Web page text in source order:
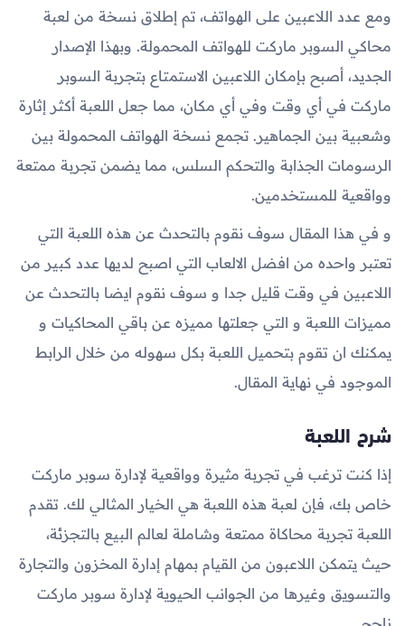
ومع عدد اللاعبين على الهواتف، تم إطلاق نسخة من لعبة
محاكي السوبر ماركت للهواتف المحمولة. وبهذا الإصدار
الجديد، أصبح بإمكان اللاعبين الاستمتاع بتجربة السوبر
ماركت في أي وقت وفي أي مكان، مما جعل اللعبة أكثر إثارة
وشعبية بين الجماهير. تجمع نسخة الهواتف المحمولة بين
الرسومات الجذابة والتحكم السلس، مما يضمن تجربة ممتعة
وواقعية للمستخدمين.
و في هذا المقال سوف نقوم بالتحدث عن هذه اللعبة التي
تعتبر واحده من افضل الالعاب التي اصبح لديها عدد كبير من
اللاعبين في وقت قليل جدا و سوف نقوم ايضا بالتحدث عن
مميزات اللعبة و التي جعلتها مميزه عن باقي المحاكيات و
يمكنك ان تقوم بتحميل اللعبة بكل سهوله من خلال الرابط
الموجود في نهاية المقال.
شرح اللعبة
إذا كنت ترغب في تجربة مثيرة وواقعية لإدارة سوبر ماركت
خاص بك، فإن لعبة هذه اللعبة هي الخيار المثالي لك. تقدم
اللعبة تجربة محاكاة ممتعة وشاملة لعالم البيع بالتجزئة،
حيث يتمكن اللاعبون من القيام بمهام إدارة المخزون والتجارة
والتسويق وغيرها من الجوانب الحيوية لإدارة سوبر ماركت